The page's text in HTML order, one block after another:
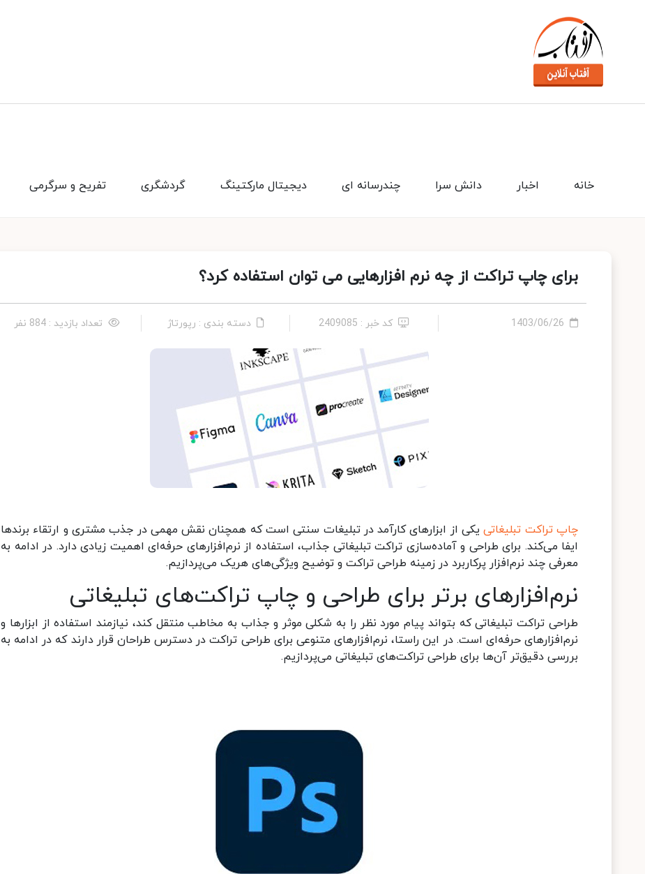
تفریح و سرگرمی گردشگری دیجیتال مارکتینگ چندرسانه ای دانش سرا اخبار خانه
برای چاپ تراکت از چه نرم افزارهایی می‌ توان استفاده کرد؟
1403/06/26 کد خبر : 2409085 دسته بندی : رپورتاژ تعداد بازدید : 884 نفر
چاپ تراکت تبلیغاتییکی از ابزارهای کارآمد در تبلیغات سنتی است که همچنان نقش مهمی در جذب مشتری و ارتقاء برندها
ایفا می‌کند. برای طراحی و آماده‌سازی تراکت تبلیغاتی جذاب، استفاده از نرم‌افزارهای حرفه‌ای اهمیت زیادی دارد. در ادامه به
معرفی چند نرم‌افزار پرکاربرد در زمینه طراحی تراکت و توضیح ویژگی‌های هریک می‌پردازیم.
نرم‌افزارهای برتر برای طراحی و چاپ تراکت‌های تبلیغاتی
طراحی تراکت تبلیغاتی که بتواند پیام مورد نظر را به شکلی موثر و جذاب به مخاطب منتقل کند، نیازمند استفاده از ابزارها و
نرم‌افزارهای حرفه‌ای است. در این راستا، نرم‌افزارهای متنوعی برای طراحی تراکت در دسترس طراحان قرار دارند که در ادامه به
بررسی دقیق‌تر آن‌ها برای طراحی تراکت‌های تبلیغاتی می‌پردازیم.